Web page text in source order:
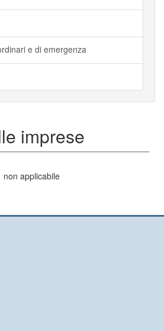
e di emergenza
imprese
non applicabile